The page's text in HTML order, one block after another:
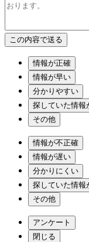
情報が正確
情報が早い
分かりやすい
探していた情報
その他
情報が不正確
情報が遅い
分かりにくい
探していた情報
その他
アンケート
閉じる